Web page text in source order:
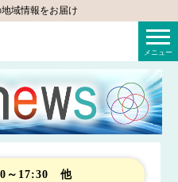
域情報をお届け
ゃん（倉敷ケーブルテレビ）
メニュー
～17:30 他